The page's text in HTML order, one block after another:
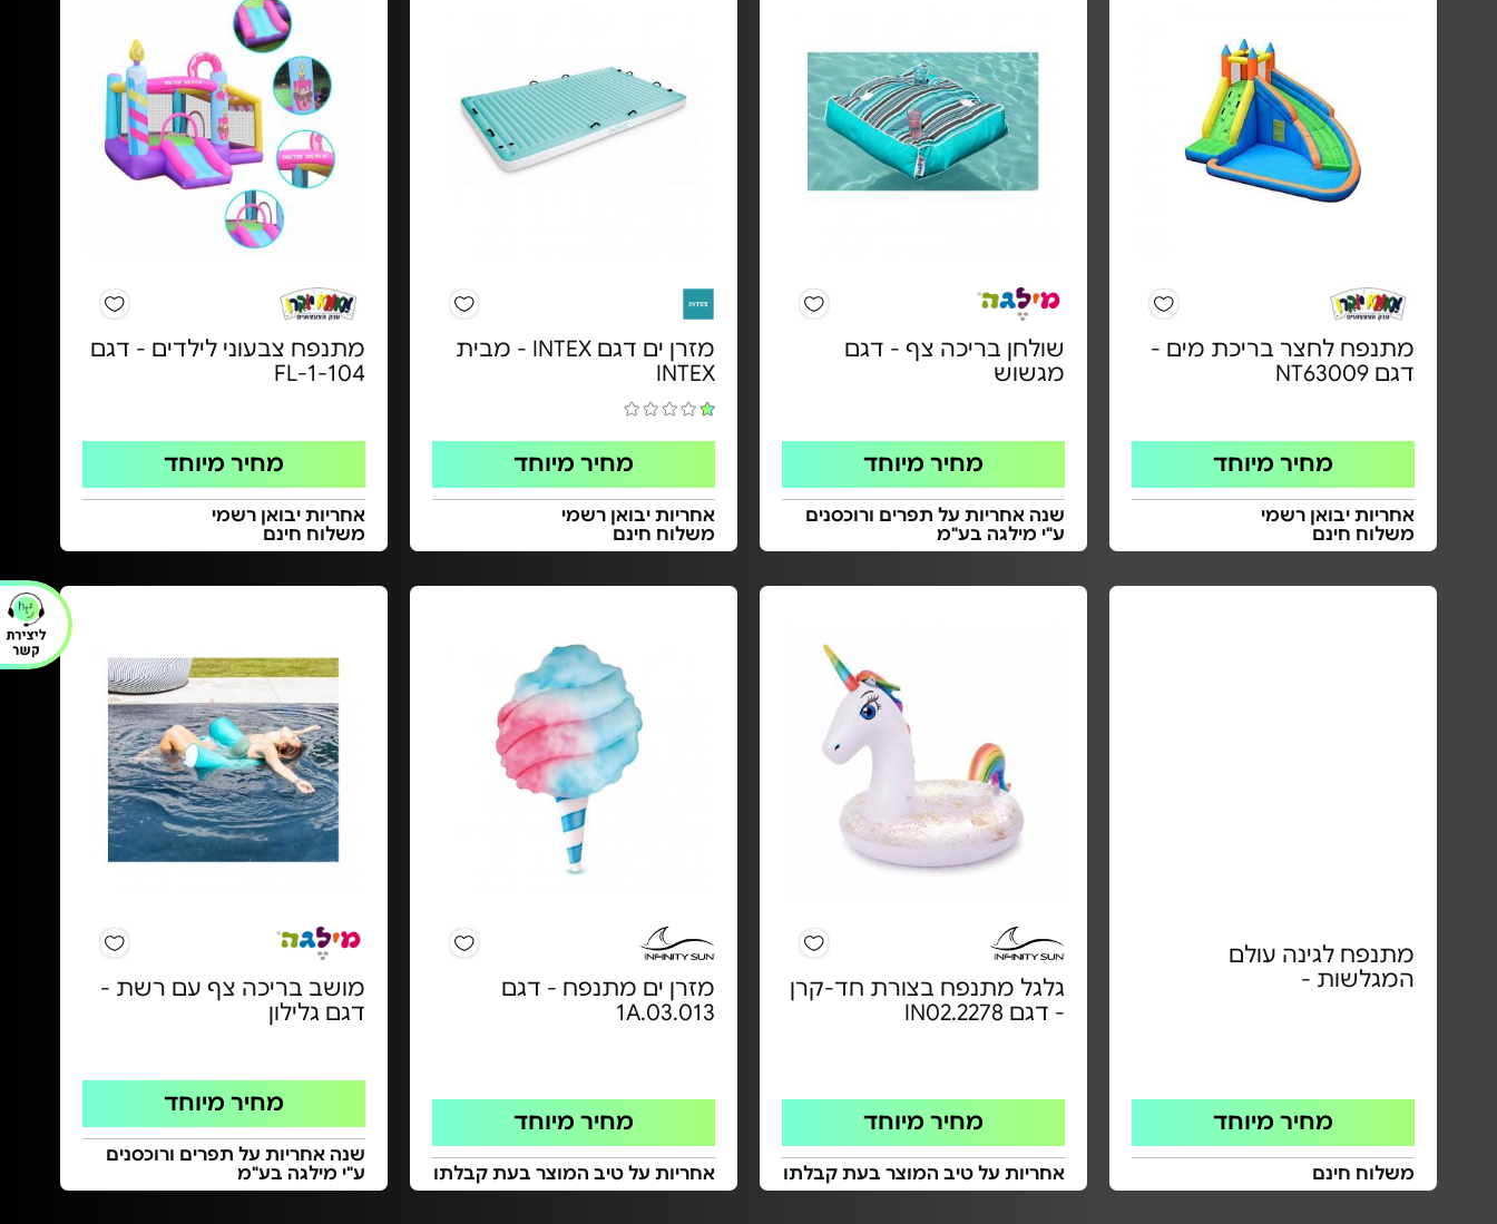
מתנפח לחצר בריכת מים -
דגם NT63009
מחיר מיוחד
אחריות יבואן רשמי
משלוח חינם
שולחן בריכה צף - דגם
מגשוש
מחיר מיוחד
שנה אחריות על תפרים ורוכסנים
ע"י מילגה בע"מ
מזרן ים דגם INTEX - מבית
INTEX
מחיר מיוחד
אחריות יבואן רשמי
משלוח חינם
מתנפח צבעוני לילדים - דגם
FL-1-104
מחיר מיוחד
אחריות יבואן רשמי
משלוח חינם
מתנפח לגינה עולם
המגלשות -
מחיר מיוחד
משלוח חינם
גלגל מתנפח בצורת חד-קרן
- דגם IN02.2278
מחיר מיוחד
אחריות על טיב המוצר בעת קבלתו
מזרן ים מתנפח - דגם
1A.03.013
מחיר מיוחד
אחריות על טיב המוצר בעת קבלתו
מושב בריכה צף עם רשת -
דגם גלילון
מחיר מיוחד
שנה אחריות על תפרים ורוכסנים
ע"י מילגה בע"מ